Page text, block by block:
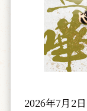
2026年7月2